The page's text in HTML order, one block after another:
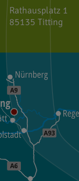
Rathausplatz 1
85135 Titting